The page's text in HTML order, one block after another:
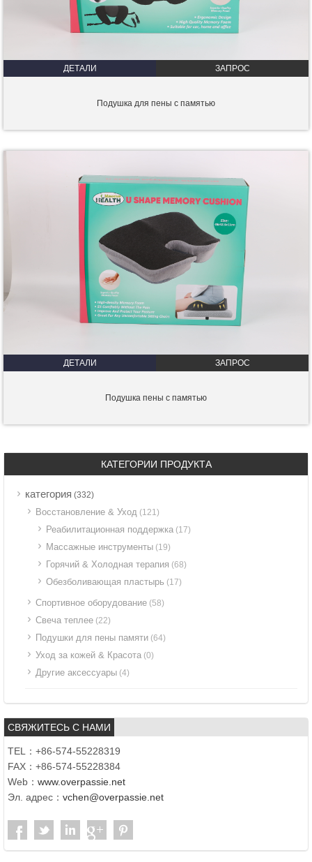
ДЕТАЛИ ЗАПРОС
Подушка для пены с памятью
ДЕТАЛИ ЗАПРОС
Подушка пены с памятью
КАТЕГОРИИ ПРОДУКТА
категория (332)
Восстановление & Уход (121)
Реабилитационная поддержка (17)
Массажные инструменты (19)
Горячий & Холодная терапия (68)
Обезболивающая пластырь (17)
Спортивное оборудование (58)
Свеча теплее (22)
Подушки для пены памяти (64)
Уход за кожей & Красота (0)
Другие аксессуары (4)
СВЯЖИТЕСЬ С НАМИ
TEL：+86-574-55228319
FAX：+86-574-55228384
Web： www.overpassie.net
Эл. адрес： vchen@overpassie.net